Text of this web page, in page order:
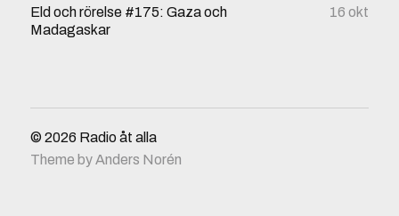
Eld och rörelse #175: Gaza och
Madagaskar
16 okt
© 2026 Radio åt alla
Theme byAnders Norén